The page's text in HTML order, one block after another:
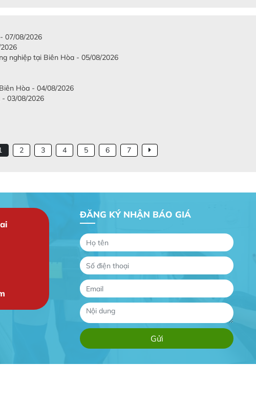
07/08/2026
nghiệp tại Biên Hòa - 05/08/2026
Hòa - 04/08/2026
- 03/08/2026
2 3 4 5 6 7
ĐĂNG KÝ NHẬN BÁO GIÁ